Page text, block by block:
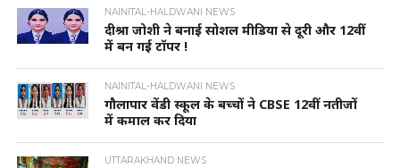
NAINITAL-HALDWANI NEWS
दीश्रा जोशी ने बनाई सोशल मीडिया से दूरी और 12वीं
में बन गई टॉपर !
NAINITAL-HALDWANI NEWS
गौलापार वेंडी स्कूल के बच्चों ने CBSE 12वीं नतीजों
में कमाल कर दिया
UTTARAKHAND NEWS